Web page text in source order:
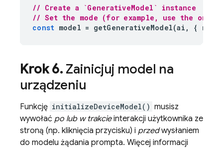
// Create a `GenerativeModel` instance
// Set the mode (for example, use the on-
const model = getGenerativeModel(ai , { mode
Krok 6.Zainicjuj model na
urządzeniu
Funkcję initializeDeviceModel() musisz
wywołać po lub w trakcieinterakcji użytkownika ze
stroną (np. kliknięcia przycisku) i przedwysłaniem
do modelu żądania prompta. Więcej informacji